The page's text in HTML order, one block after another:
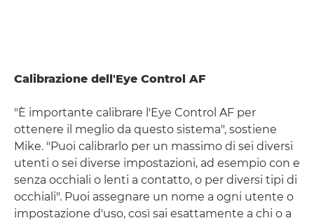
Calibrazione dell'Eye Control AF
"È importante calibrare l'Eye Control AF per
ottenere il meglio da questo sistema", sostiene
Mike. "Puoi calibrarlo per un massimo di sei diversi
utenti o sei diverse impostazioni, ad esempio con e
senza occhiali o lenti a contatto, o per diversi tipi di
occhiali". Puoi assegnare un nome a ogni utente o
impostazione d'uso, così sai esattamente a chi o a